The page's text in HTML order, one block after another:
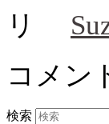
コメン
検索